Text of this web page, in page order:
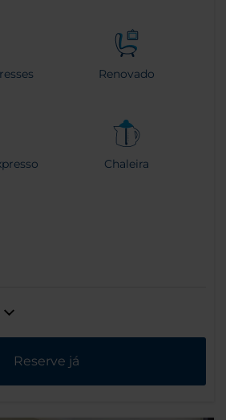
Renovado
Chaleira
Reserve já